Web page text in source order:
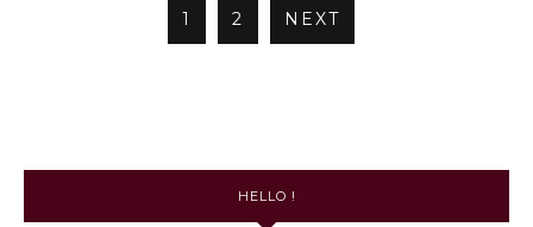
1 2 NEXT
HELLO !